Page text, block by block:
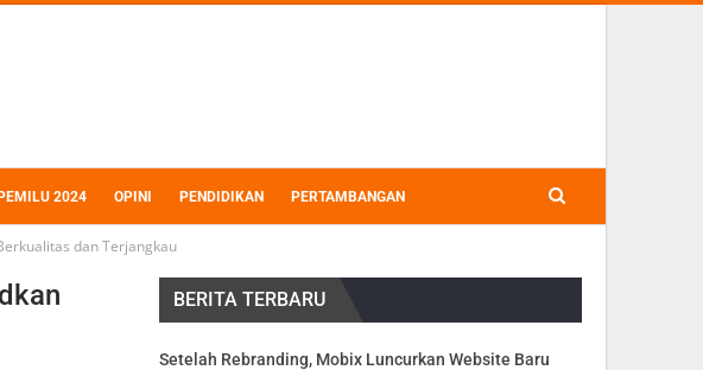
PEMILU 2024 OPINI PENDIDIKAN PERTAMBANGAN
dan Terjangkau
BERITA TERBARU
Setelah Rebranding, Mobix Luncurkan Website Baru